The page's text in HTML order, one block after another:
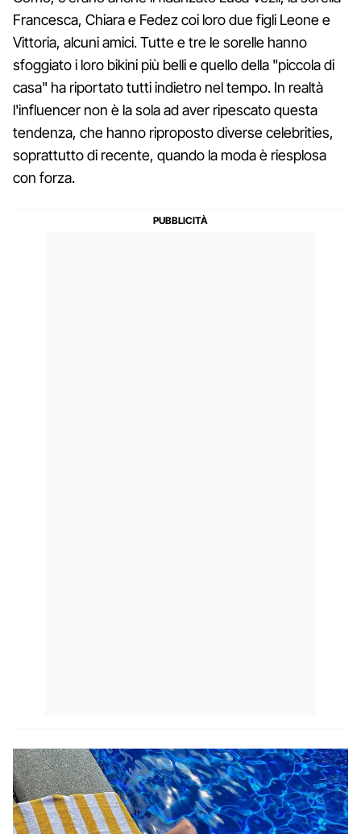
Francesca, Chiara e Fedez coi loro due figli Leone e
Vittoria, alcuni amici. Tutte e tre le sorelle hanno
sfoggiato i loro bikini più belli e quello della "piccola di
casa" ha riportato tutti indietro nel tempo. In realtà
l'influencer non è la sola ad aver ripescato questa
tendenza, che hanno riproposto diverse celebrities,
soprattutto di recente, quando la moda è riesplosa
con forza.